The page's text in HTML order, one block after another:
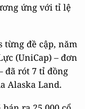
ứng với tỉ lệ
từng đề cập, năm
(UniCap) – đơn
đã rót 7 tỉ đồng
Alaska Land.